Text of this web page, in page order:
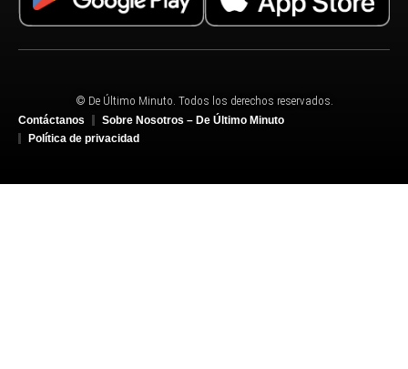
© De Último Minuto. Todos los derechos reservados.
Contáctanos
Sobre Nosotros – De Último Minuto
Política de privacidad